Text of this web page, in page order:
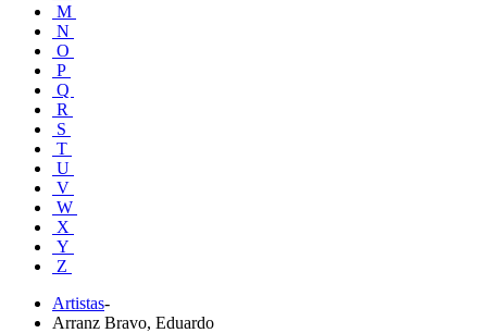
M
N
O
P
Q
R
S
T
U
V
W
X
Y
Z
Artistas-
Arranz Bravo, Eduardo